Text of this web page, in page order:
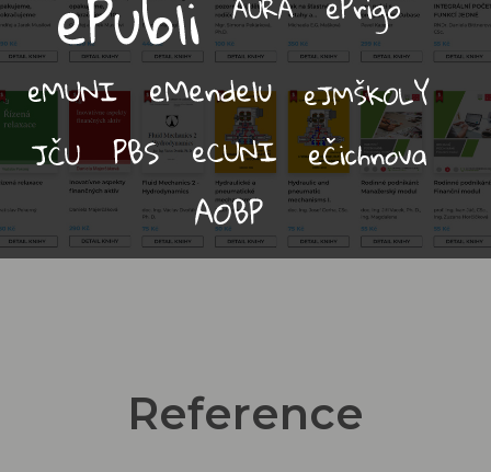
Reference